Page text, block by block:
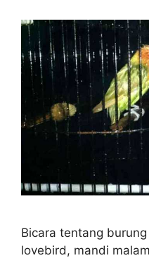
Bicara tentang
lovebird, mandi